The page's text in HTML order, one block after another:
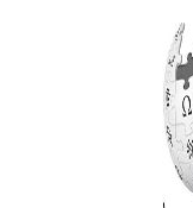
جروح الرأس. ويعود
في البحر ويتركب
شديد الحمرة وهو